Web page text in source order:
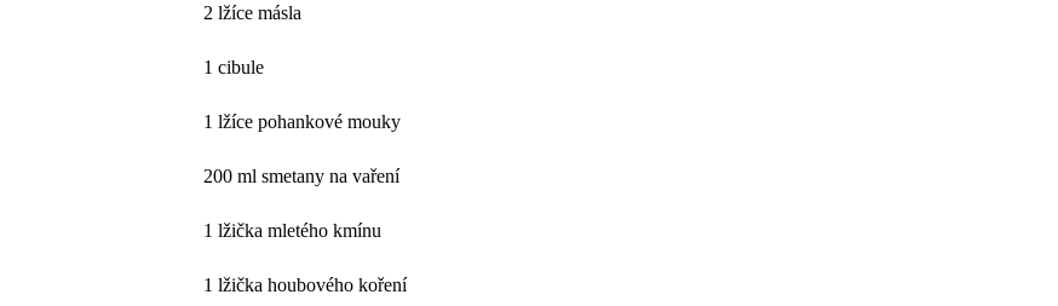
2 lžíce másla
1 cibule
1 lžíce pohankové mouky
200 ml smetany na vaření
1 lžička mletého kmínu
1 lžička houbového koření